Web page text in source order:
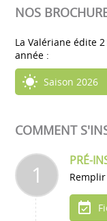
NOS
La Valériane édite
année :
Saison 2026
COMMENT
1
PRÉ-